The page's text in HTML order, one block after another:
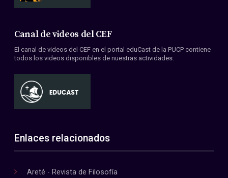
Canal de videos del CEF
El canal de videos del CEF en el portal eduCast de la PUCP contiene
todos los videos disponibles de nuestras actividades.
Enlaces relacionados
Areté - Revista de Filosofía